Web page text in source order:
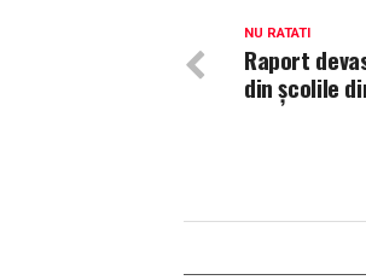
NU RATATI
Raport
din şcolile